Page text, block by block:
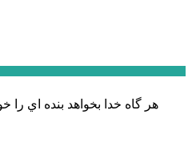
هر گاه خدا بخواهد بنده اي را